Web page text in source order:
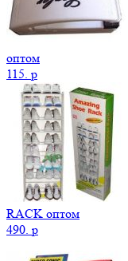
оптом
115. p
RACK оптом
490. p